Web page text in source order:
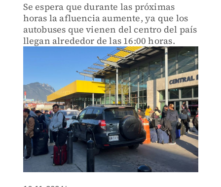
Se espera que durante las próximas
horas la afluencia aumente, ya que los
autobuses que vienen del centro del país
llegan alrededor de las 16:00 horas.